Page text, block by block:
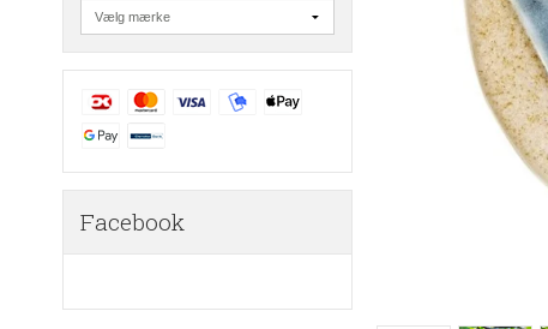
Facebook